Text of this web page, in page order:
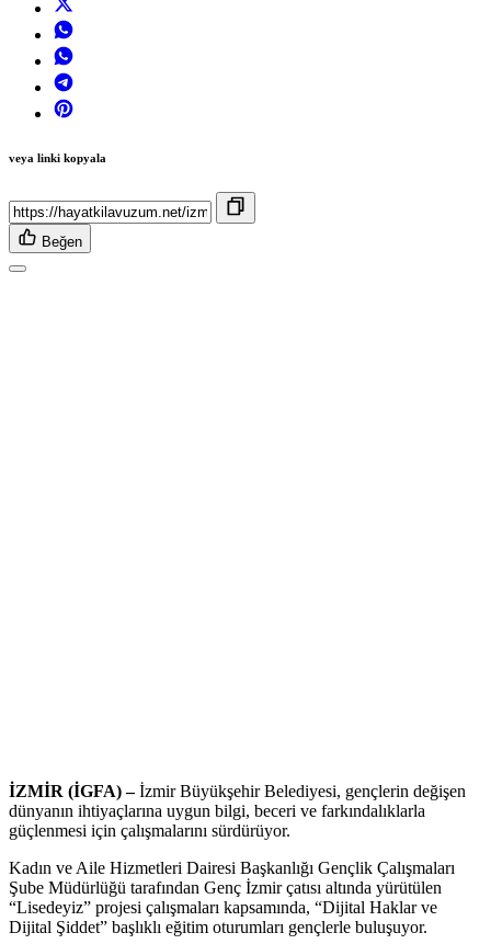
veya linki kopyala
Beğen
İZMİR (İGFA) –İzmir Büyükşehir Belediyesi, gençlerin değişen
dünyanın ihtiyaçlarına uygun bilgi, beceri ve farkındalıklarla
güçlenmesi için çalışmalarını sürdürüyor.
Kadın ve Aile Hizmetleri Dairesi Başkanlığı Gençlik Çalışmaları
Şube Müdürlüğü tarafından Genç İzmir çatısı altında yürütülen
“Lisedeyiz” projesi çalışmaları kapsamında, “Dijital Haklar ve
Dijital Şiddet” başlıklı eğitim oturumları gençlerle buluşuyor.